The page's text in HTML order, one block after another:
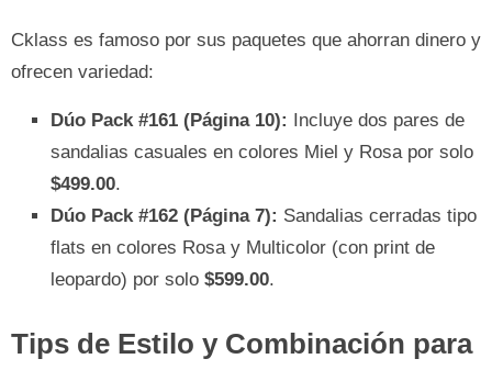
Cklass es famoso por sus paquetes que ahorran dinero y
ofrecen variedad:
Dúo Pack #161 (Página 10): Incluye dos pares de
sandalias casuales en colores Miel y Rosa por solo
$499.00.
Dúo Pack #162 (Página 7): Sandalias cerradas tipo
flats en colores Rosa y Multicolor (con print de
leopardo) por solo $599.00.
Tips de Estilo y Combinación para